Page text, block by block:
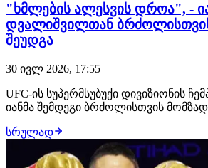
"ხმლების ალესვის დროა", -
დვალიშვილთან
შეუდგა
30 ივლ 2026, 17:55
UFC-ის სუპერმსუბუქი დივიზიონის
იანმა შემდეგი ბრძოლისთვის
დროა", რომელშიც რუსი მებრძოლი
ვარჯიშობს. გადაწყვეტილია, რომ
მერაბ დვალიშვილი იქნება.
სრულად